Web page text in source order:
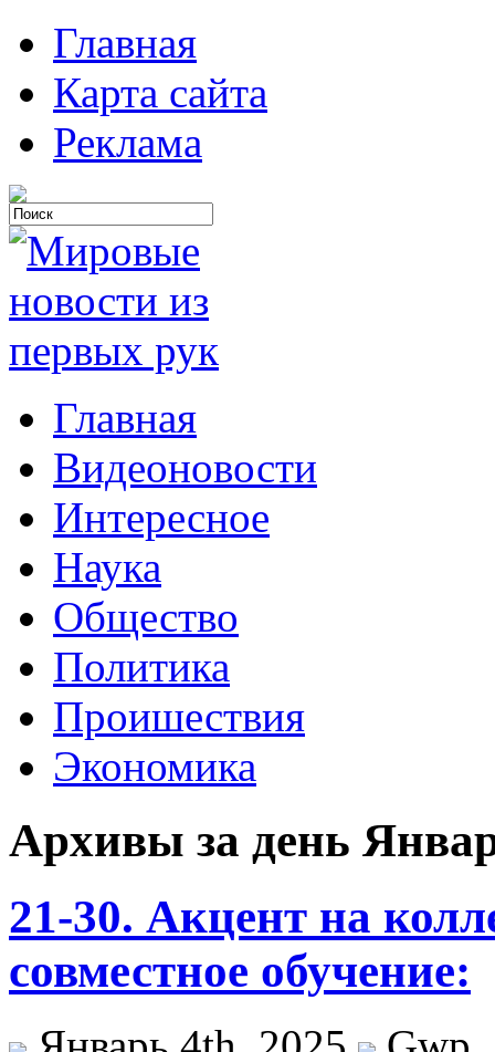
Главная
Карта сайта
Реклама
Главная
Видеоновости
Интересное
Наука
Общество
Политика
Проишествия
Экономика
Архивы за день
21-30. Акцент на
совместное обучение: